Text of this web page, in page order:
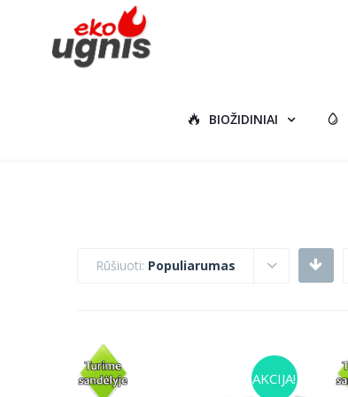
BIOŽIDINIAI
Rūšiuoti: Populiarumas
AKCIJA!